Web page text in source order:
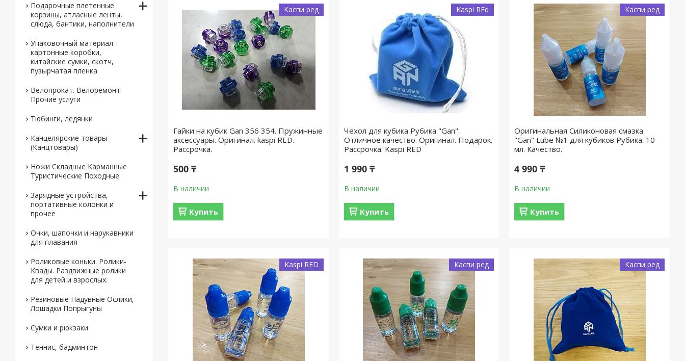
Каспи ред
Гайки на кубик Gan 356 354. Пружинные
аксессуары. Оригинал. kaspi RED.
Рассрочка.
500 ₸
В наличии
Купить
Kaspi REd
Чехол для кубика Рубика "Gan".
Отличное качество. Оригинал. Подарок.
Рассрочка. Kaspi RED
1 990 ₸
В наличии
Купить
Каспи ред
Оригинальная Силиконовая смазка
"Gan" Lube №1 для кубиков Рубика. 10
мл. Качество.
4 990 ₸
В наличии
Купить
Kaspi RED Каспи ред Каспи ред
Подарочные плетенные
корзины, атласные ленты,
слюда, бантики, наполнители
Упаковочный материал -
картонные коробки,
китайские сумки, скотч,
пузырчатая пленка
Велопрокат. Велоремонт.
Прочие услуги
Тюбинги, ледянки
Канцелярские товары
(Канцтовары)
Ножи Складные Карманные
Туристические Походные
Зарядные устройства,
портативные колонки и
прочее
Очки, шапочки и нарукавники
для плавания
Роликовые коньки. Ролики-
Квады. Раздвижные ролики
для детей и взрослых.
Резиновые Надувные Ослики,
Лошадки Попрыгуны
Сумки и рюкзаки
Теннис, бадминтон